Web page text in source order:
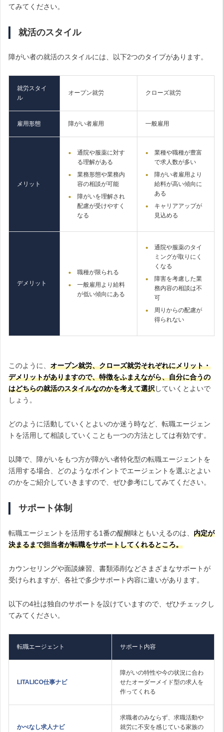
てみてください。
就活のスタイル
障がい者の就活のスタイルには、以下2つのタイプがあります。
就労スタイ
ル
オープン就労 クローズ就労
雇用形態 障がい者雇用 一般雇用
メリット
通院や服薬に対す
る理解がある
業務形態や業務内
容の相談が可能
障がいを理解され
配慮が受けやすく
なる
業種や職種が豊富
で求人数が多い
障がい者雇用より
給料が高い傾向に
ある
キャリアアップが
見込める
デメリット
職種が限られる
一般雇用より給料
が低い傾向にある
通院や服薬のタイ
ミングが取りにく
くなる
障害を考慮した業
務内容の相談は不
可
周りからの配慮が
得られない
このように、 オープン就労、クローズ就労それぞれにメリット・
デメリットがありますので、特徴をふまえながら、自分に合うの
はどちらの就活のスタイルなのかを考えて選択していくとよいで
しょう。
どのように活動していくとよいのか迷う時など、転職エージェン
トを活用して相談していくことも一つの方法としては有効です。
以降で、障がいをもつ方が障がい者特化型の転職エージェントを
活用する場合、どのようなポイントでエージェントを選ぶとよい
のかをご紹介していきますので、ぜひ参考にしてみてください。
サポート体制
転職エージェントを活用する1番の醍醐味ともいえるのは、 内定が
決まるまで担当者が転職をサポートしてくれるところ。
カウンセリングや面談練習、書類添削などさまざまなサポートが
受けられますが、各社で多少サポート内容に違いがあります。
以下の4社は独自のサポートを設けていますので、ぜひチェックし
てみてください。
転職エージェント サポート内容
LITALICO仕事ナビ
障がいの特性や今の状況に合わ
せたオーダーメイド型の求人を
作ってくれる
かべなし求人ナビ
求職者のみならず、求職活動や
就労に不安を感じている家族の